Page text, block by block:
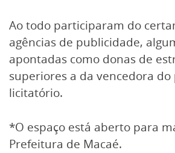
Ao todo participaram do
agências de publicidade,
apontadas como donas de
superiores a da vencedora do
licitatório.
*O espaço está aberto para
Prefeitura de Macaé.